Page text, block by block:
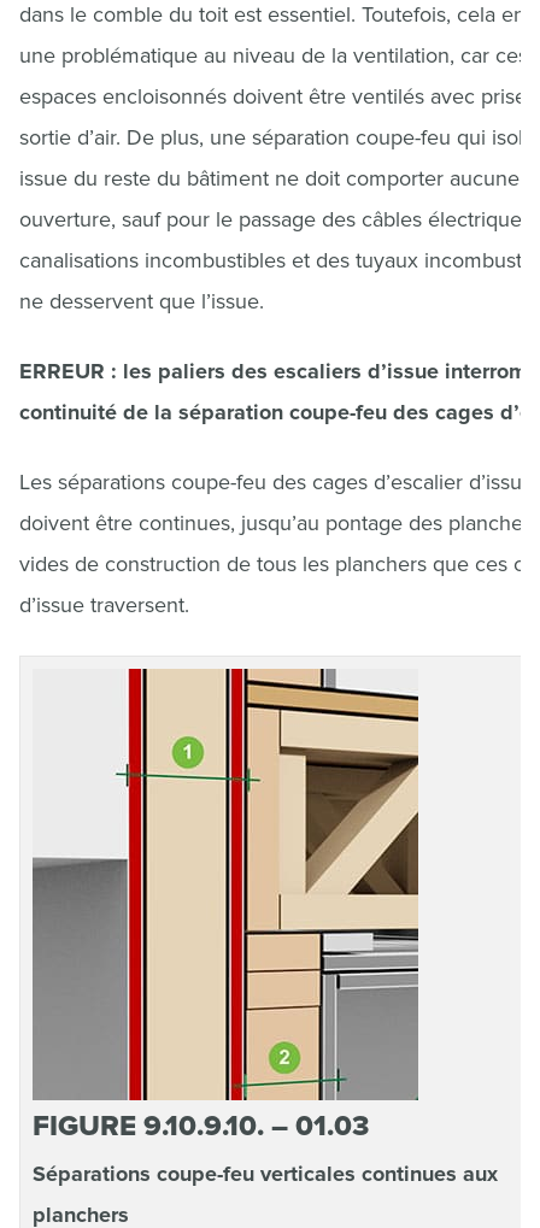
dans le comble du toit est essentiel. Toutefois, cela
une problématique au niveau de la ventilation, car ces
espaces encloisonnés doivent être ventilés avec prise
sortie d’air. De plus, une séparation coupe-feu qui
issue du reste du bâtiment ne doit comporter aucune
ouverture, sauf pour le passage des câbles
canalisations incombustibles et des tuyaux
ne desservent que l’issue.
ERREUR : les paliers des escaliers d’issue
continuité de la séparation coupe-feu des cages
Les séparations coupe-feu des cages d’escalier d’issue
doivent être continues, jusqu’au pontage des
vides de construction de tous les planchers que ces
d’issue traversent.
FIGURE 9.10.9.10. – 01.03
Séparations coupe-feu verticales continues aux
planchers